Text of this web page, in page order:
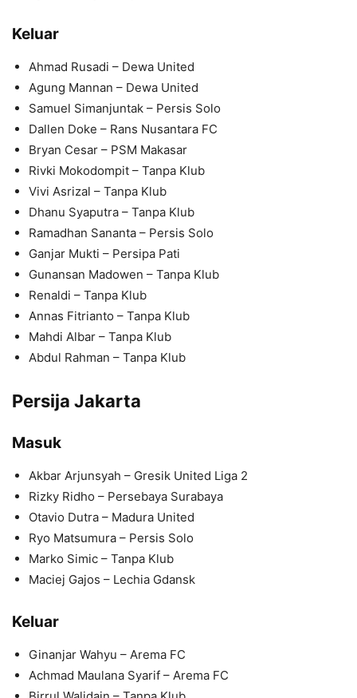
Keluar
Ahmad Rusadi – Dewa United
Agung Mannan – Dewa United
Samuel Simanjuntak – Persis Solo
Dallen Doke – Rans Nusantara FC
Bryan Cesar – PSM Makasar
Rivki Mokodompit – Tanpa Klub
Vivi Asrizal – Tanpa Klub
Dhanu Syaputra – Tanpa Klub
Ramadhan Sananta – Persis Solo
Ganjar Mukti – Persipa Pati
Gunansan Madowen – Tanpa Klub
Renaldi – Tanpa Klub
Annas Fitrianto – Tanpa Klub
Mahdi Albar – Tanpa Klub
Abdul Rahman – Tanpa Klub
Persija Jakarta
Masuk
Akbar Arjunsyah – Gresik United Liga 2
Rizky Ridho – Persebaya Surabaya
Otavio Dutra – Madura United
Ryo Matsumura – Persis Solo
Marko Simic – Tanpa Klub
Maciej Gajos – Lechia Gdansk
Keluar
Ginanjar Wahyu – Arema FC
Achmad Maulana Syarif – Arema FC